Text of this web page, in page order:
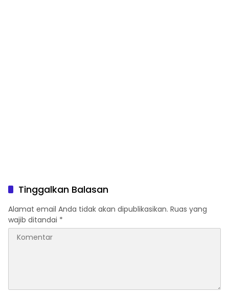
Tinggalkan Balasan
Alamat email Anda tidak akan dipublikasikan. Ruas yang
wajib ditandai *